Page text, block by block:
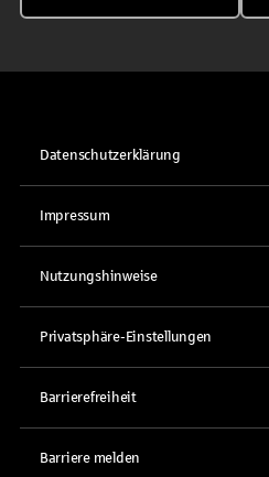
Datenschutzerklärung
Impressum
Nutzungshinweise
Privatsphäre-Einstellungen
Barrierefreiheit
Barriere melden